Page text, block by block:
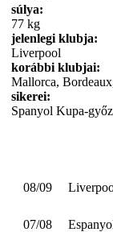
súlya:
77 kg
jelenlegi klubja:
Liverpool
korábbi klubjai:
Mallorca,
sikerei:
Spanyol Kupa-
08/09
07/08